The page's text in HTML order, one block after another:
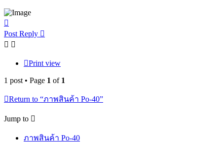
Post Reply
Print view
1 post • Page 1 of 1
Return to “ภาพสินค้า Po-40”
Jump to
ภาพสินค้า Po-40